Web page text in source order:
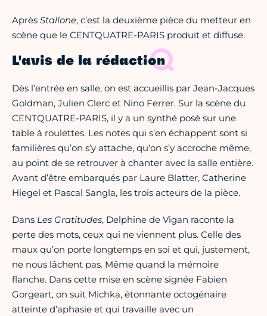
Après Stallone, c’est la deuxième pièce du metteur en
scène que le CENTQUATRE-PARIS produit et diffuse.
L'avis de la rédaction
Dès l’entrée en salle, on est accueillis par Jean-Jacques
Goldman, Julien Clerc et Nino Ferrer. Sur la scène du
CENTQUATRE-PARIS, il y a un synthé posé sur une
table à roulettes. Les notes qui s’en échappent sont si
familières qu’on s’y attache, qu'on s’y accroche même,
au point de se retrouver à chanter avec la salle entière.
Avant d’être embarqués par Laure Blatter, Catherine
Hiegel et Pascal Sangla, les trois acteurs de la pièce.
Dans Les Gratitudes, Delphine de Vigan raconte la
perte des mots, ceux qui ne viennent plus. Celle des
maux qu’on porte longtemps en soi et qui, justement,
ne nous lâchent pas. Même quand la mémoire
flanche. Dans cette mise en scène signée Fabien
Gorgeart, on suit Michka, étonnante octogénaire
atteinte d’aphasie et qui travaille avec un